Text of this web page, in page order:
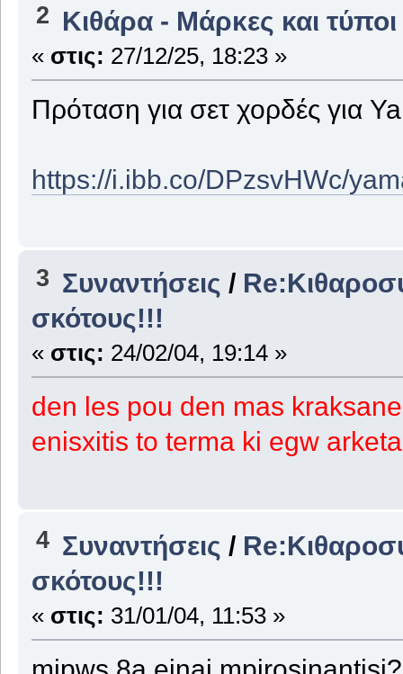
2 Κιθάρα - Μάρκες και τύποι
« στις: 27/12/25, 18:23 »
Πρόταση για σετ χορδές για
https://i.ibb.co/DPzsvHWc/
3 Συναντήσεις /
σκότους!!!
« στις: 24/02/04, 19:14 »
den les pou den mas
enisxitis to terma ki egw
4 Συναντήσεις /
σκότους!!!
« στις: 31/01/04, 11:53 »